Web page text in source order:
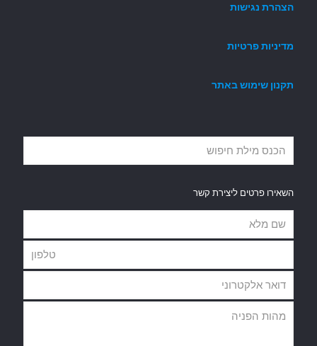
הצהרת נגישות
מדיניות פרטיות
תקנון שימוש באתר
השאירו פרטים ליצירת קשר